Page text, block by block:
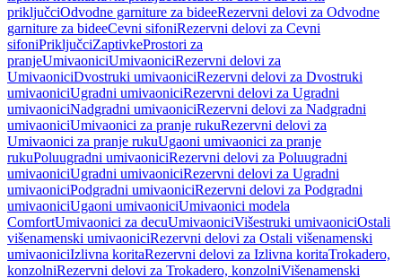
priključciOdvodne garniture za bideeRezervni delovi za Odvodne
garniture za bideeCevni sifoniRezervni delovi za Cevni
sifoniPriključciZaptivkeProstori za
pranjeUmivaoniciUmivaoniciRezervni delovi za
UmivaoniciDvostruki umivaoniciRezervni delovi za Dvostruki
umivaoniciUgradni umivaoniciRezervni delovi za Ugradni
umivaoniciNadgradni umivaoniciRezervni delovi za Nadgradni
umivaoniciUmivaonici za pranje rukuRezervni delovi za
Umivaonici za pranje rukuUgaoni umivaonici za pranje
rukuPoluugradni umivaoniciRezervni delovi za Poluugradni
umivaoniciUgradni umivaoniciRezervni delovi za Ugradni
umivaoniciPodgradni umivaoniciRezervni delovi za Podgradni
umivaoniciUgaoni umivaoniciUmivaonici modela
ComfortUmivaonici za decuUmivaoniciVišestruki umivaoniciOstali
višenamenski umivaoniciRezervni delovi za Ostali višenamenski
umivaoniciIzlivna koritaRezervni delovi za Izlivna koritaTrokadero,
konzolniRezervni delovi za Trokadero, konzolniVišenamenski